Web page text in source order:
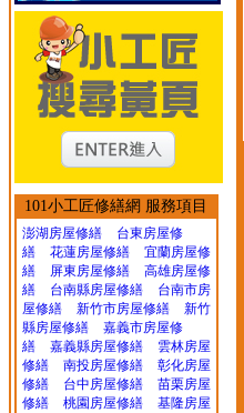
101小工匠修繕網 服務項目
澎湖房屋修繕
台東房屋修
繕
花蓮房屋修繕
宜蘭房屋修
繕
屏東房屋修繕
高雄房屋修
繕
台南縣房屋修繕
台南市房
屋修繕
新竹市房屋修繕
新竹
縣房屋修繕
嘉義市房屋修
繕
嘉義縣房屋修繕
雲林房屋
修繕
南投房屋修繕
彰化房屋
修繕
台中房屋修繕
苗栗房屋
修繕
桃園房屋修繕
基隆房屋